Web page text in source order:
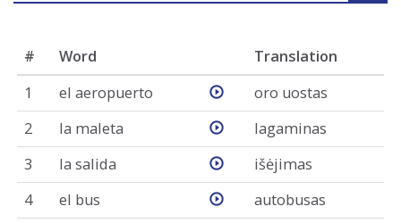
# Word
Translation
1
el aeropuerto
oro uostas
2
la maleta
lagaminas
3
la salida
išėjimas
4
el bus autobusas